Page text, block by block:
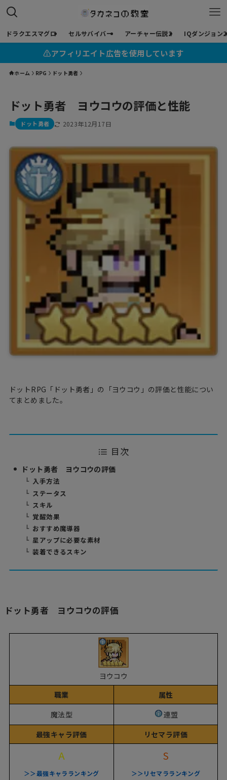
ドラクエスマグロ セルサバイバー アーチャー伝説2 IQダンジョン2
⚠︎アフィリエイト広告を使用しています
ホーム RPG ドット勇者
ドット勇者 ヨウコウの評価と性能
ドット勇者 2023年12月17日
ドットRPG「ドット勇者」の「ヨウコウ」の評価と性能につい
てまとめました。
目次
ドット勇者 ヨウコウの評価
入手方法
ステータス
スキル
覚醒効果
おすすめ魔導器
星アップに必要な素材
装着できるスキン
ドット勇者 ヨウコウの評価
ヨウコウ
職業
属性
魔法型
連盟
最強キャラ評価
リセマラ評価
A
＞＞最強キャラランキング
S
＞＞リセマラランキング